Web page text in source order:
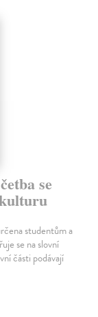
se
studentům a
se na slovní
části podávají